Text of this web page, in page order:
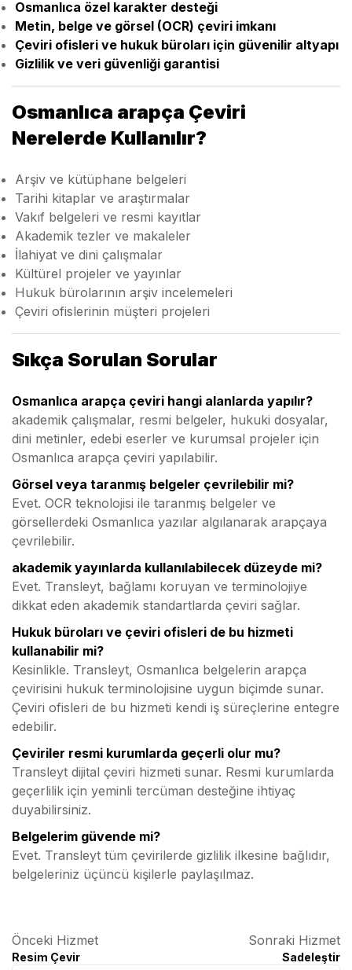
Osmanlıca özel karakter desteği
Metin, belge ve görsel (OCR) çeviri imkanı
Çeviri ofisleri ve hukuk büroları için güvenilir altyapı
Gizlilik ve veri güvenliği garantisi
Osmanlıca arapça Çeviri
Nerelerde Kullanılır?
Arşiv ve kütüphane belgeleri
Tarihi kitaplar ve araştırmalar
Vakıf belgeleri ve resmi kayıtlar
Akademik tezler ve makaleler
İlahiyat ve dini çalışmalar
Kültürel projeler ve yayınlar
Hukuk bürolarının arşiv incelemeleri
Çeviri ofislerinin müşteri projeleri
Sıkça Sorulan Sorular
Osmanlıca arapça çeviri hangi alanlarda yapılır?
akademik çalışmalar, resmi belgeler, hukuki dosyalar,
dini metinler, edebi eserler ve kurumsal projeler için
Osmanlıca arapça çeviri yapılabilir.
Görsel veya taranmış belgeler çevrilebilir mi?
Evet. OCR teknolojisi ile taranmış belgeler ve
görsellerdeki Osmanlıca yazılar algılanarak arapçaya
çevrilebilir.
akademik yayınlarda kullanılabilecek düzeyde mi?
Evet. Transleyt, bağlamı koruyan ve terminolojiye
dikkat eden akademik standartlarda çeviri sağlar.
Hukuk büroları ve çeviri ofisleri de bu hizmeti
kullanabilir mi?
Kesinlikle. Transleyt, Osmanlıca belgelerin arapça
çevirisini hukuk terminolojisine uygun biçimde sunar.
Çeviri ofisleri de bu hizmeti kendi iş süreçlerine entegre
edebilir.
Çeviriler resmi kurumlarda geçerli olur mu?
Transleyt dijital çeviri hizmeti sunar. Resmi kurumlarda
geçerlilik için yeminli tercüman desteğine ihtiyaç
duyabilirsiniz.
Belgelerim güvende mi?
Evet. Transleyt tüm çevirilerde gizlilik ilkesine bağlıdır,
belgeleriniz üçüncü kişilerle paylaşılmaz.
Önceki Hizmet
Resim Çevir
Sonraki Hizmet
Sadeleştir